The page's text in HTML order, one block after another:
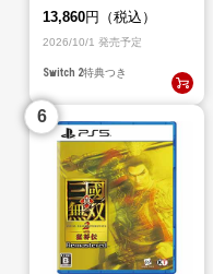
BOX（Switch2）
13,860円（税込）
2026/10/1 発売予定
Switch 2特典つき